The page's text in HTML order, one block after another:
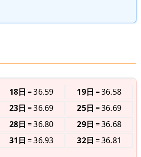
18日 36.59 19日
36.58
23日 36.69 25日
36.69
28日 36.80 29日
36.68
31日 36.93 32日
36.81